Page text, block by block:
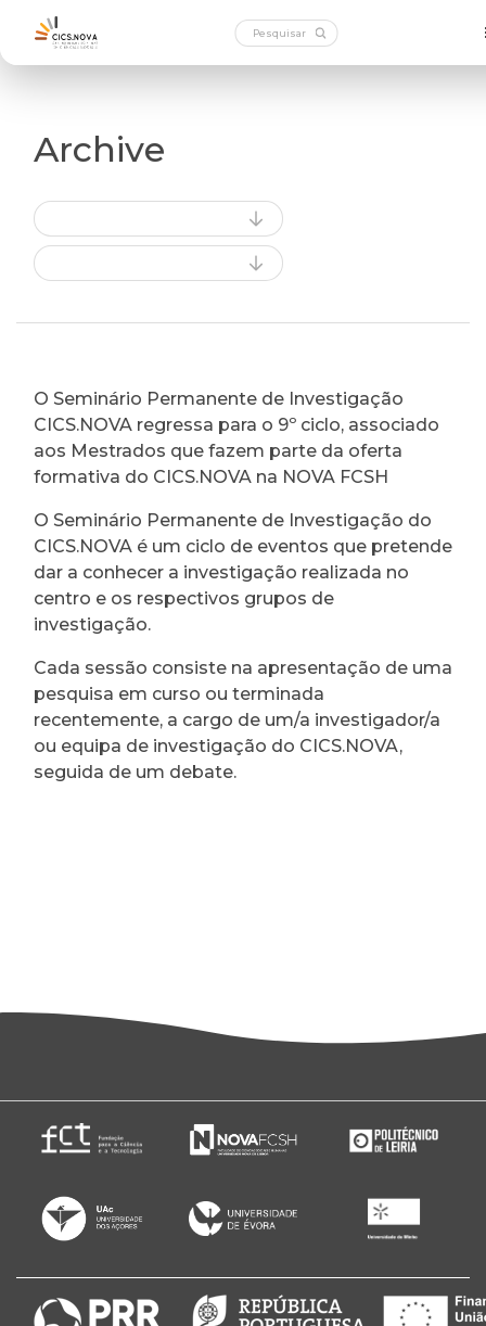
Archive
O Seminário Permanente de Investigação
CICS.NOVA regressa para o 9º ciclo, associado
aos Mestrados que fazem parte da oferta
formativa do CICS.NOVA na NOVA FCSH
O Seminário Permanente de Investigação do
CICS.NOVA é um ciclo de eventos que pretende
dar a conhecer a investigação realizada no
centro e os respectivos grupos de
investigação.
Cada sessão consiste na apresentação de uma
pesquisa em curso ou terminada
recentemente, a cargo de um/a investigador/a
ou equipa de investigação do CICS.NOVA,
seguida de um debate.